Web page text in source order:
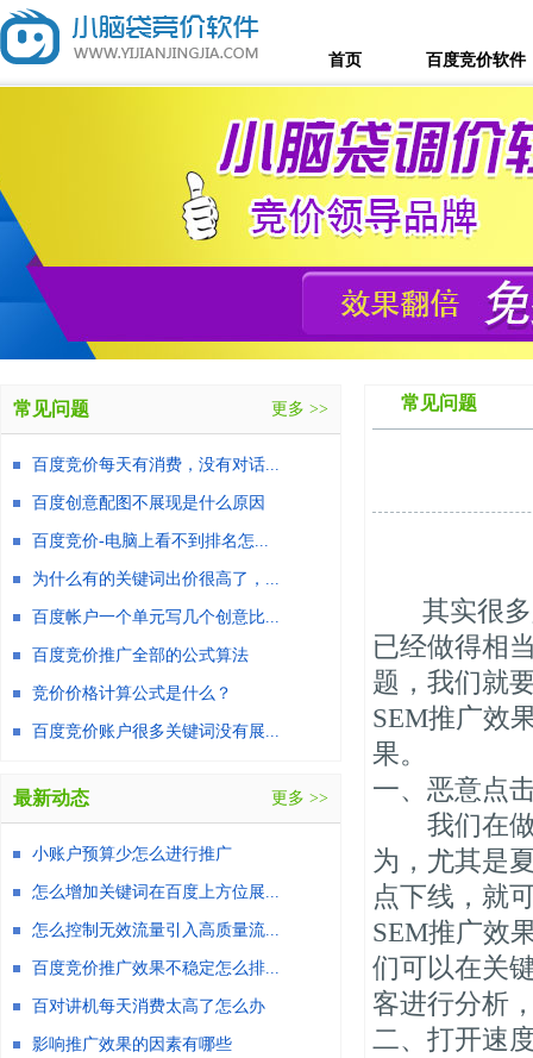
首页 百度竞价软件
常见问题
其实很多
已经做得相
题，我们就
SEM推广效
果。
一、恶意点
我们在做
为，尤其是
点下线，就
SEM推广效
们可以在关
客进行分析
二、打开速
常见问题 更多 >>
百度竞价每天有消费，没有对话...
百度创意配图不展现是什么原因
百度竞价-电脑上看不到排名怎...
为什么有的关键词出价很高了，...
百度帐户一个单元写几个创意比...
百度竞价推广全部的公式算法
竞价价格计算公式是什么？
百度竞价账户很多关键词没有展...
最新动态 更多 >>
小账户预算少怎么进行推广
怎么增加关键词在百度上方位展...
怎么控制无效流量引入高质量流...
百度竞价推广效果不稳定怎么排...
百对讲机每天消费太高了怎么办
影响推广效果的因素有哪些